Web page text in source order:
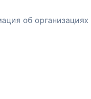
об организациях